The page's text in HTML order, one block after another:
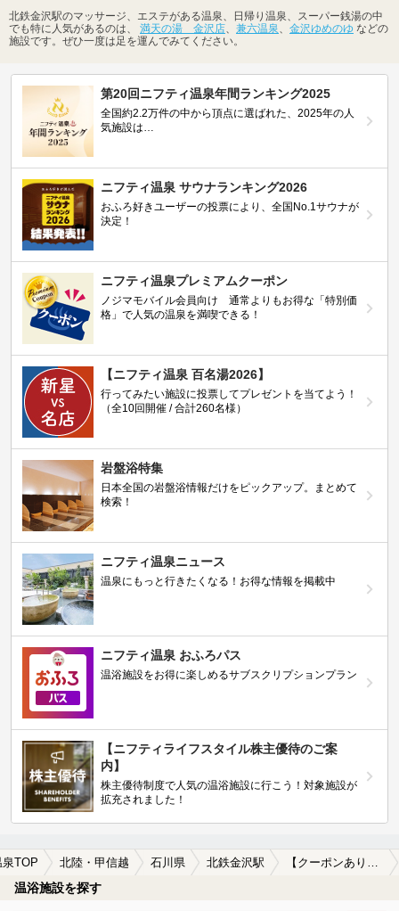
北鉄金沢駅のマッサージ、エステがある温泉、日帰り温泉、スーパー銭湯の中
でも特に人気があるのは、 満天の湯 金沢店、 兼六温泉、 金沢ゆめのゆ などの
施設です。ぜひ一度は足を運んでみてください。
第20回ニフティ温泉年間ランキング2025
全国約2.2万件の中から頂点に選ばれた、2025年の人
気施設は…
ニフティ温泉 サウナランキング2026
おふろ好きユーザーの投票により、全国No.1サウナが
決定！
ニフティ温泉プレミアムクーポン
ノジマモバイル会員向け 通常よりもお得な「特別価
格」で人気の温泉を満喫できる！
【ニフティ温泉 百名湯2026】
行ってみたい施設に投票してプレゼントを当てよう！
（全10回開催 / 合計260名様）
岩盤浴特集
日本全国の岩盤浴情報だけをピックアップ。まとめて
検索！
ニフティ温泉ニュース
温泉にもっと行きたくなる！お得な情報を掲載中
ニフティ温泉 おふろパス
温浴施設をお得に楽しめるサブスクリプションプラン
【ニフティライフスタイル株主優待のご案
内】
株主優待制度で人気の温浴施設に行こう！対象施設が
拡充されました！
泉TOP 北陸・甲信越 石川県 北鉄金沢駅
温浴施設を探す